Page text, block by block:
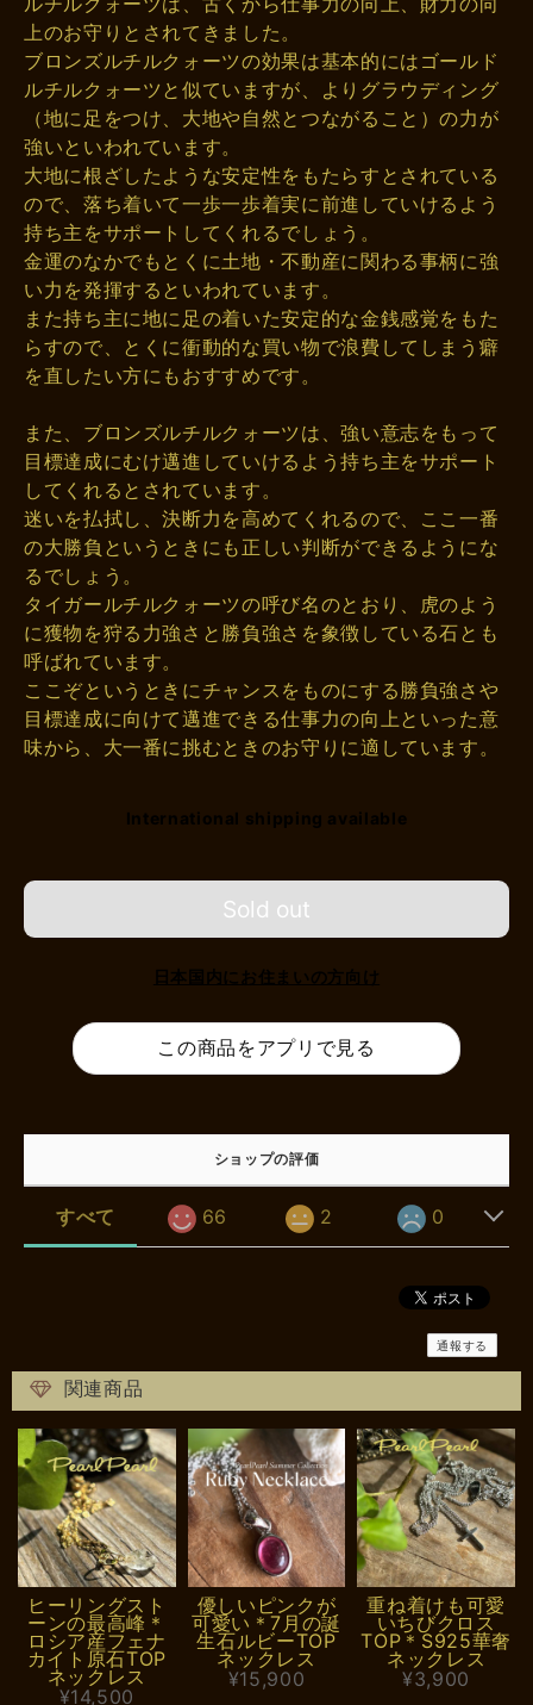
上のお守りとされてきました。
ブロンズルチルクォーツの効果は基本的にはゴールド
ルチルクォーツと似ていますが、よりグラウディング
（地に足をつけ、大地や自然とつながること）の力が
強いといわれています。
大地に根ざしたような安定性をもたらすとされている
ので、落ち着いて一歩一歩着実に前進していけるよう
持ち主をサポートしてくれるでしょう。
金運のなかでもとくに土地・不動産に関わる事柄に強
い力を発揮するといわれています。
また持ち主に地に足の着いた安定的な金銭感覚をもた
らすので、とくに衝動的な買い物で浪費してしまう癖
を直したい方にもおすすめです。
また、ブロンズルチルクォーツは、強い意志をもって
目標達成にむけ邁進していけるよう持ち主をサポート
してくれるとされています。
迷いを払拭し、決断力を高めてくれるので、ここ一番
の大勝負というときにも正しい判断ができるようにな
るでしょう。
タイガールチルクォーツの呼び名のとおり、虎のよう
に獲物を狩る力強さと勝負強さを象徴している石とも
呼ばれています。
ここぞというときにチャンスをものにする勝負強さや
目標達成に向けて邁進できる仕事力の向上といった意
味から、大一番に挑むときのお守りに適しています。
International shipping available
Sold out
日本国内にお住まいの方向け
この商品をアプリで見る
ショップの評価
すべて 66 2 0
通報する
関連商品
ヒーリングスト
ーンの最高峰＊
ロシア産フェナ
カイト原石TOP
ネックレス
¥14,500
優しいピンクが
可愛い＊7月の誕
生石ルビーTOP
ネックレス
¥15,900
重ね着けも可愛
いちびクロス
TOP＊S925華奢
ネックレス
¥3,900